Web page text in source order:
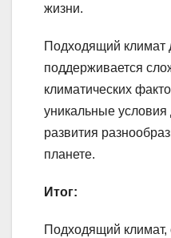
жизни.
Подходящий климат
поддерживается
климатических
уникальные условия
развития
планете.
Итог:
Подходящий климат,